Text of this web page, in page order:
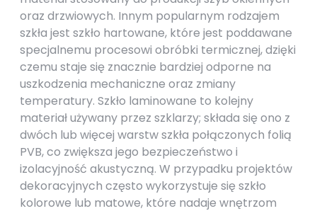
oraz drzwiowych. Innym popularnym rodzajem
szkła jest szkło hartowane, które jest poddawane
specjalnemu procesowi obróbki termicznej, dzięki
czemu staje się znacznie bardziej odporne na
uszkodzenia mechaniczne oraz zmiany
temperatury. Szkło laminowane to kolejny
materiał używany przez szklarzy; składa się ono z
dwóch lub więcej warstw szkła połączonych folią
PVB, co zwiększa jego bezpieczeństwo i
izolacyjność akustyczną. W przypadku projektów
dekoracyjnych często wykorzystuje się szkło
kolorowe lub matowe, które nadaje wnętrzom